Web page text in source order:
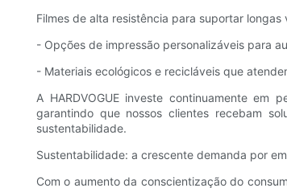
Filmes de alta resistência para suportar
- Opções de impressão personalizáveis ​​para
- Materiais ecológicos e recicláveis ​​que
A HARDVOGUE investe continuamente em
garantindo que nossos clientes recebam
sustentabilidade.
Sustentabilidade: a crescente demanda por
Com o aumento da conscientização do